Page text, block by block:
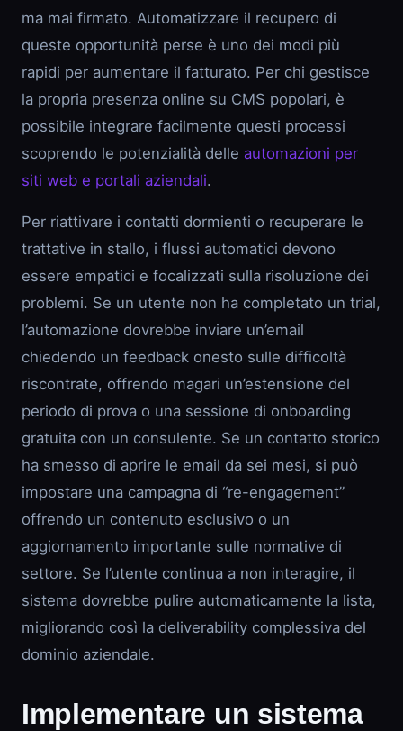
ma mai firmato. Automatizzare il recupero di
queste opportunità perse è uno dei modi più
rapidi per aumentare il fatturato. Per chi gestisce
la propria presenza online su CMS popolari, è
possibile integrare facilmente questi processi
scoprendo le potenzialità delle automazioni per
siti web e portali aziendali.
Per riattivare i contatti dormienti o recuperare le
trattative in stallo, i flussi automatici devono
essere empatici e focalizzati sulla risoluzione dei
problemi. Se un utente non ha completato un trial,
l’automazione dovrebbe inviare un’email
chiedendo un feedback onesto sulle difficoltà
riscontrate, offrendo magari un’estensione del
periodo di prova o una sessione di onboarding
gratuita con un consulente. Se un contatto storico
ha smesso di aprire le email da sei mesi, si può
impostare una campagna di “re-engagement”
offrendo un contenuto esclusivo o un
aggiornamento importante sulle normative di
settore. Se l’utente continua a non interagire, il
sistema dovrebbe pulire automaticamente la lista,
migliorando così la deliverability complessiva del
dominio aziendale.
Implementare un sistema